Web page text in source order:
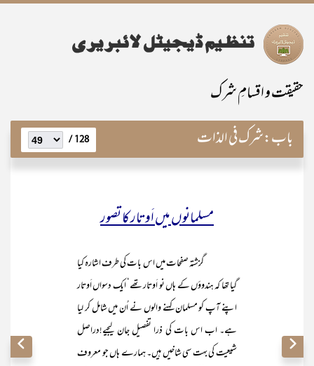
حقیقت و اقسامِ شرک
باب:شرک فی الذات 128 /
مسلمانوں میں اَوتار کا تصور
گزشتہ صفحات میں اس بات کی طرف اشارہ کیا
گیا تھا کہ ہندوؤں کے ہاں نو اَوتار تھے‘ ایک دسواں اَوتار
اپنے آپ کو مسلمان کہنے والوں نے اُن میں شامل کر لیا
ہے۔ اب اس بات کی ذرا تفصیل جان لیجیے!دراصل
شیعیت کی بہت سی شاخیں ہیں۔ ہمارے ہاں جو معروف